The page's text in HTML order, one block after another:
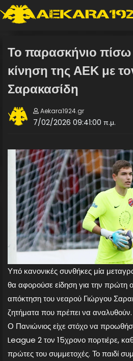
Το παρασκήνιο
κίνηση της ΑΕΚ με
Σαρακασίδη
Aekara1924.gr
7/02/2026 09:41:00 π.μ.
Υπό κανονικές συνθήκες μία
θα αφορούσε είδηση για την πρώτη
απόκτηση του νεαρού Γιώργου
ζητήματα που πρέπει να αναλυθούν.
Ο Πανιώνιος είχε στόχο να
League 2 τον 15χρονο πορτιέρε,
πρώτες του συμμετοχές. Το παιδί